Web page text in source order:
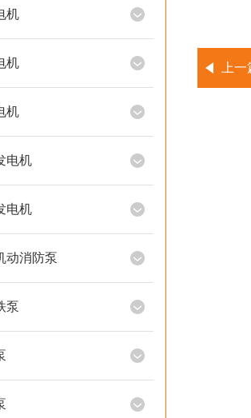
机
机
机
电机
电机
动消防泵
泵
上